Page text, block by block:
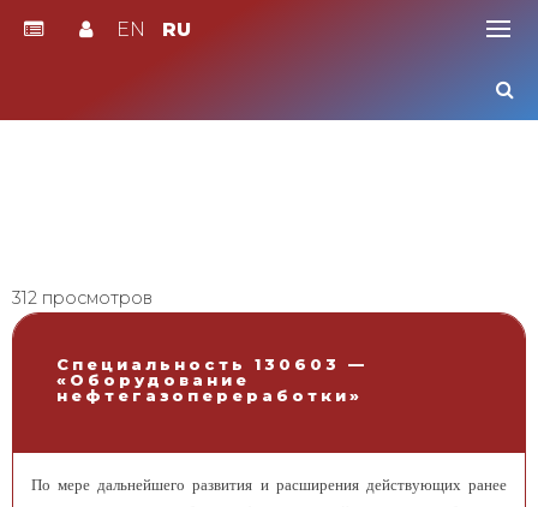
EN RU
312 просмотров
Специальность 130603 —
«Оборудование
нефтегазопереработки»
По мере дальнейшего развития и расширения действующих ранее